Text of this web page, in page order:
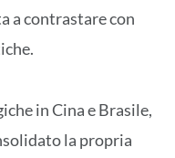
a contrastare con
in Cina e Brasile,
la propria